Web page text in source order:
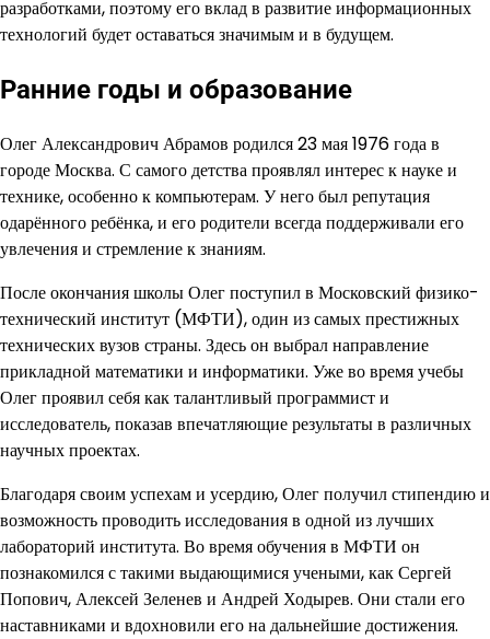
разработками, поэтому его вклад в развитие информационных
технологий будет оставаться значимым и в будущем.
Ранние годы и образование
Олег Александрович Абрамов родился 23 мая 1976 года в
городе Москва. С самого детства проявлял интерес к науке и
технике, особенно к компьютерам. У него был репутация
одарённого ребёнка, и его родители всегда поддерживали его
увлечения и стремление к знаниям.
После окончания школы Олег поступил в Московский физико-
технический институт (МФТИ), один из самых престижных
технических вузов страны. Здесь он выбрал направление
прикладной математики и информатики. Уже во время учебы
Олег проявил себя как талантливый программист и
исследователь, показав впечатляющие результаты в различных
научных проектах.
Благодаря своим успехам и усердию, Олег получил стипендию и
возможность проводить исследования в одной из лучших
лабораторий института. Во время обучения в МФТИ он
познакомился с такими выдающимися учеными, как Сергей
Попович, Алексей Зеленев и Андрей Ходырев. Они стали его
наставниками и вдохновили его на дальнейшие достижения.